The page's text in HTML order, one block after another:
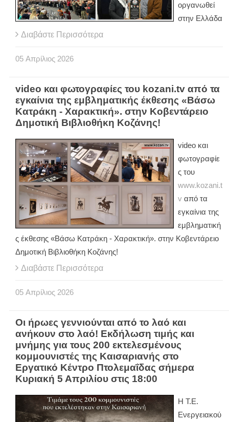
οργανωθεί
στην Ελλάδα
Διαβάστε Περισσότερα
05 Απρίλιος 2026
video και φωτογραφίες του kozani.tv από τα
εγκαίνια της εμβληματικής έκθεσης «Βάσω
Κατράκη - Χαρακτική». στην Κοβεντάρειο
Δημοτική Βιβλιοθήκη Κοζάνης!
video και
φωτογραφίε
ς του
www.kozani.t
v από τα
εγκαίνια της
εμβληματική
ς έκθεσης «Βάσω Κατράκη - Χαρακτική». στην Κοβεντάρειο
Δημοτική Βιβλιοθήκη Κοζάνης!
Διαβάστε Περισσότερα
05 Απρίλιος 2026
Οι ήρωες γεννιούνται από το λαό και
ανήκουν στο λαό! Εκδήλωση τιμής και
μνήμης για τους 200 εκτελεσμένους
κομμουνιστές της Καισαριανής στο
Εργατικό Κέντρο Πτολεμαΐδας σήμερα
Κυριακή 5 Απριλίου στις 18:00
Η Τ.Ε.
Ενεργειακού